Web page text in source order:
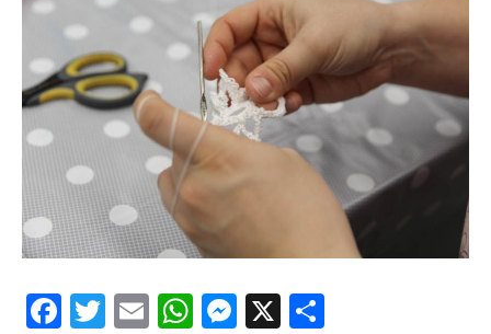
Facebook
Twitter
EmailWhatsApp
Messenger
X